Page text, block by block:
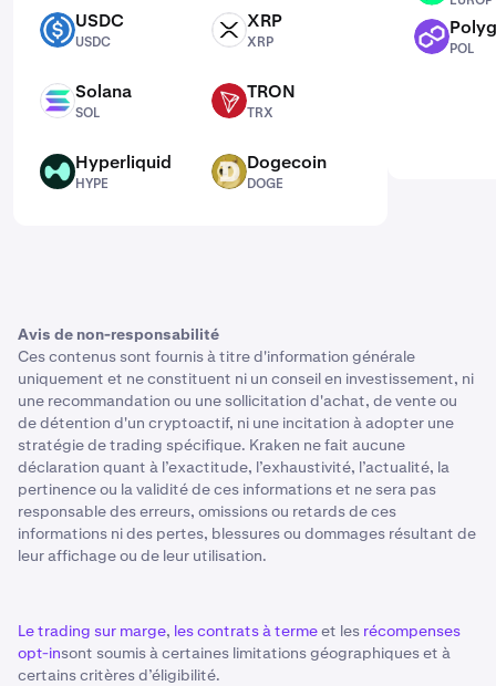
USDC USDC
USDC
XRP XRP
XRP
SOL Solana
SOL
TRX TRON
TRX
HYPE Hyperliquid
HYPE
DOGE Dogecoin
DOGE
POL
POL
Avis de non-responsabilité
Ces contenus sont fournis à titre d'information générale
uniquement et ne constituent ni un conseil en investissement, ni
une recommandation ou une sollicitation d'achat, de vente ou
de détention d'un cryptoactif, ni une incitation à adopter une
stratégie de trading spécifique. Kraken ne fait aucune
déclaration quant à l’exactitude, l’exhaustivité, l’actualité, la
pertinence ou la validité de ces informations et ne sera pas
responsable des erreurs, omissions ou retards de ces
informations ni des pertes, blessures ou dommages résultant de
leur affichage ou de leur utilisation.
Le trading sur marge, les contrats à termeet les récompenses
opt-insont soumis à certaines limitations géographiques et à
certains critères d’éligibilité.